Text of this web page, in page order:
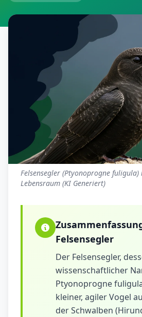
Felsensegler (Ptyonoprogne fuligula)
Lebensraum (KI Generiert)
Felsensegler
Der Felsensegler,
wissenschaftlicher
Ptyonoprogne
kleiner, agiler Vogel
der Schwalben